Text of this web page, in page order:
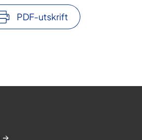
PDF-utskrift